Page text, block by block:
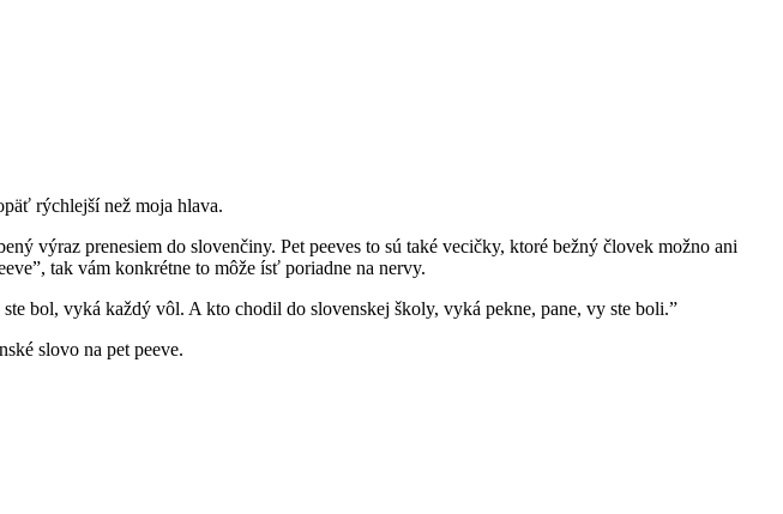
rýchlejší než moja hlava.
výraz prenesiem do slovenčiny. Pet peeves to sú také vecičky, ktoré bežný človek možno ani
tak vám konkrétne to môže ísť poriadne na nervy.
bol, vyká každý vôl. A kto chodil do slovenskej školy, vyká pekne, pane, vy ste boli.”
slovo na pet peeve.